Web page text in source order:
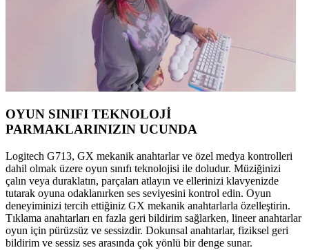
OYUN SINIFI TEKNOLOJİ
PARMAKLARINIZIN UCUNDA
Logitech G713, GX mekanik anahtarlar ve özel medya kontrolleri
dahil olmak üzere oyun sınıfı teknolojisi ile doludur. Müziğinizi
çalın veya duraklatın, parçaları atlayın ve ellerinizi klavyenizde
tutarak oyuna odaklanırken ses seviyesini kontrol edin. Oyun
deneyiminizi tercih ettiğiniz GX mekanik anahtarlarla özelleştirin.
Tıklama anahtarları en fazla geri bildirim sağlarken, lineer anahtarlar
oyun için pürüzsüz ve sessizdir. Dokunsal anahtarlar, fiziksel geri
bildirim ve sessiz ses arasında çok yönlü bir denge sunar.